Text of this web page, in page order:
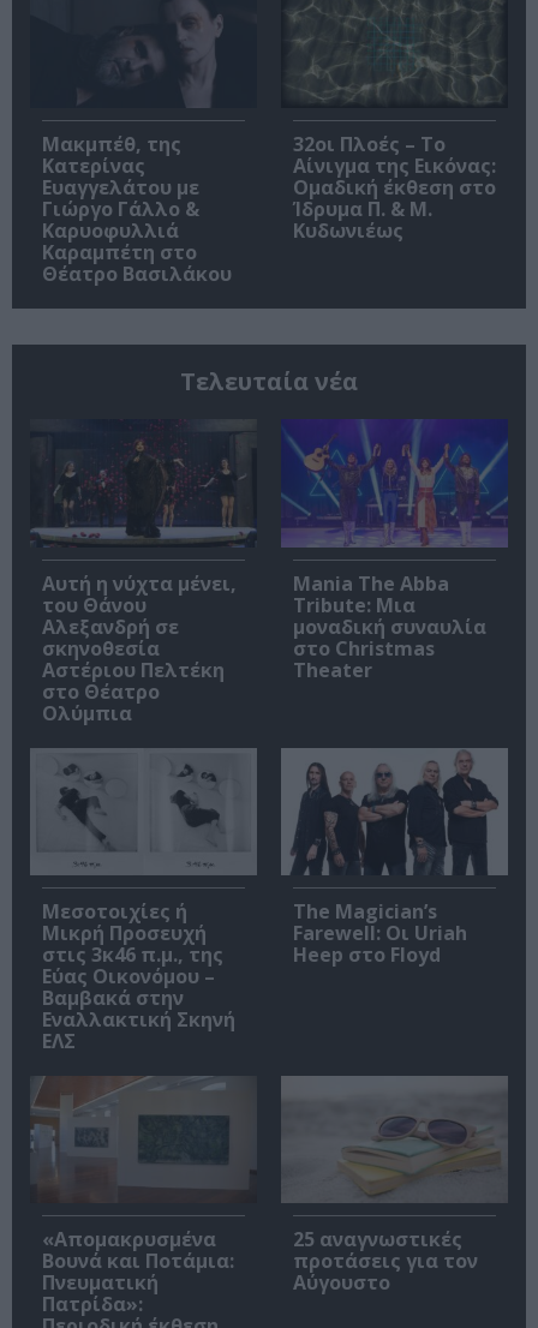
Μακμπέθ, της
Κατερίνας
Ευαγγελάτου με
Γιώργο Γάλλο &
Καρυοφυλλιά
Καραμπέτη στο
Θέατρο Βασιλάκου
32οι Πλοές – Το
Αίνιγμα της Εικόνας:
Ομαδική έκθεση στο
Ίδρυμα Π. & Μ.
Κυδωνιέως
Τελευταία νέα
Αυτή η νύχτα μένει,
του Θάνου
Αλεξανδρή σε
σκηνοθεσία
Αστέριου Πελτέκη
στο Θέατρο
Ολύμπια
Mania The Abba
Tribute: Μια
μοναδική συναυλία
στο Christmas
Theater
Μεσοτοιχίες ή
Μικρή Προσευχή
στις 3κ46 π.μ., της
Εύας Οικονόμου –
Βαμβακά στην
Εναλλακτική Σκηνή
ΕΛΣ
The Magician’s
Farewell: Οι Uriah
Heep στο Floyd
«Απομακρυσμένα
Βουνά και Ποτάμια:
Πνευματική
Πατρίδα»:
25 αναγνωστικές
προτάσεις για τον
Αύγουστο